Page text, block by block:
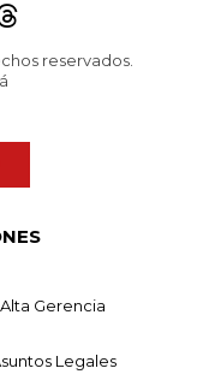
reservados.
Alta Gerencia
Legales